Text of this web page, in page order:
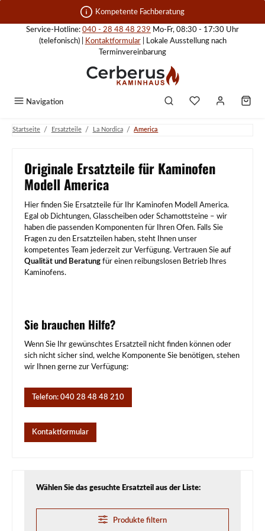
Zum Hauptinhalt springen Kompetente Fachberatung
Service-Hotline: 040 - 28 48 48 239 Mo-Fr, 08:30 - 17:30 Uhr
(telefonisch) |
Kontaktformular| Lokale Ausstellung nach
Terminvereinbarung
Navigation
Startseite / Ersatzteile / La Nordica / America
Originale Ersatzteile für Kaminofen
Modell America
Hier finden Sie Ersatzteile für Ihr Kaminofen Modell America.
Egal ob Dichtungen, Glasscheiben oder Schamottsteine – wir
haben die passenden Komponenten für Ihren Ofen. Falls Sie
Fragen zu den Ersatzteilen haben, steht Ihnen unser
kompetentes Team jederzeit zur Verfügung. Vertrauen Sie auf
Qualität und Beratung für einen reibungslosen Betrieb Ihres
Kaminofens.
Sie brauchen Hilfe?
Wenn Sie Ihr gewünschtes Ersatzteil nicht finden können oder
sich nicht sicher sind, welche Komponente Sie benötigen, stehen
wir Ihnen gerne zur Verfügung:
Telefon: 040 28 48 48 210
Kontaktformular
Wählen Sie das gesuchte Ersatzteil aus der Liste:
Produkte filtern